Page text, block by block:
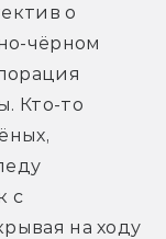
о
чёрном
Кто-то
с
на ходу